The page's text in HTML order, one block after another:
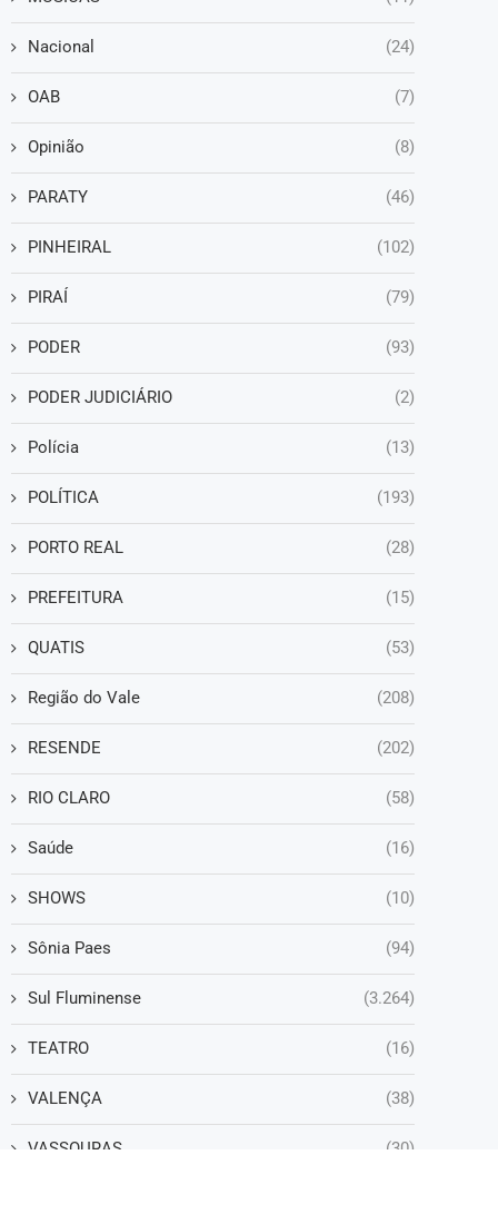
Nacional (24)
OAB (7)
Opinião (8)
PARATY (46)
PINHEIRAL (102)
PIRAÍ (79)
PODER (93)
PODER JUDICIÁRIO (2)
Polícia (13)
POLÍTICA (193)
PORTO REAL (28)
PREFEITURA (15)
QUATIS (53)
Região do Vale (208)
RESENDE (202)
RIO CLARO (58)
Saúde (16)
SHOWS (10)
Sônia Paes (94)
Sul Fluminense (3.264)
TEATRO (16)
VALENÇA (38)
VASSOURAS (30)